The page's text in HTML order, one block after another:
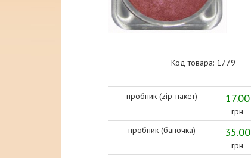
Код товара: 1779
пробник (zip-пакет) 17.00
грн
пробник (баночка) 35.00
грн